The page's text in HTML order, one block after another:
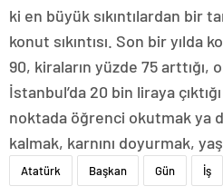
ki en büyük sıkıntılardan bir
konut sıkıntısı. Son bir yılda
90, kiraların yüzde 75 arttığı,
İstanbul’da 20 bin liraya
noktada öğrenci okutmak ya
kalmak, karnını doyurmak,
Atatürk Başkan Gün İş